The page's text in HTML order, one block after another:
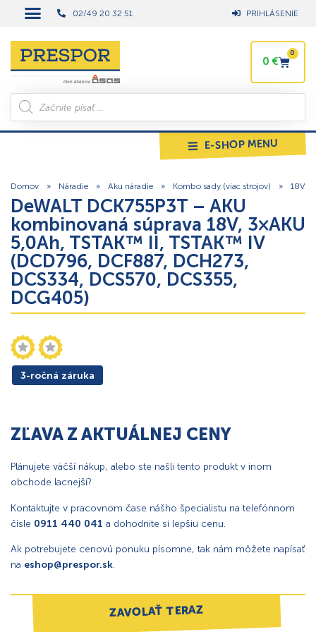
02/49 20 32 51 PRIHLÁSENIE
0 €
0
E-SHOP MENU
Domov » Náradie » Aku náradie » Kombo sady (viac strojov) » 18V
DeWALT DCK755P3T – AKU
kombinovaná súprava 18V, 3×AKU
5,0Ah, TSTAK™ II, TSTAK™ IV
(DCD796, DCF887, DCH273,
DCS334, DCS570, DCS355,
DCG405)
3-ročná záruka
ZĽAVA Z AKTUÁLNEJ CENY
Plánujete väčší nákup, alebo ste našli tento produkt v inom
obchode lacnejší?
Kontaktujte v pracovnom čase nášho špecialistu na telefónnom
čísle 0911 440 041 a dohodnite si lepšiu cenu.
Ak potrebujete cenovú ponuku písomne, tak nám môžete napísať
na eshop@prespor.sk.
ZAVOLAŤ TERAZ